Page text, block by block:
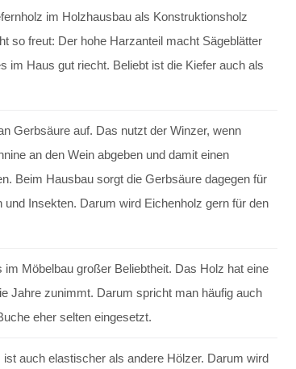
im Holzhausbau als Konstruktionsholz
so freut: Der hohe Harzanteil macht Sägeblätter
im Haus gut riecht. Beliebt ist die Kiefer auch als
Gerbsäure auf. Das nutzt der Winzer, wenn
an den Wein abgeben und damit einen
Beim Hausbau sorgt die Gerbsäure dagegen für
Insekten. Darum wird Eichenholz gern für den
Möbelbau großer Beliebtheit. Das Holz hat eine
Jahre zunimmt. Darum spricht man häufig auch
eher selten eingesetzt.
auch elastischer als andere Hölzer. Darum wird